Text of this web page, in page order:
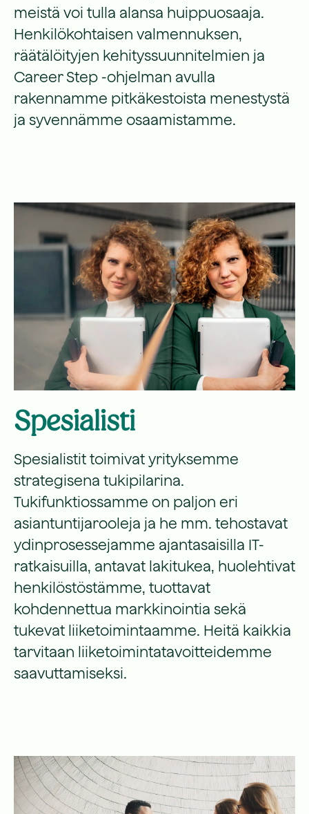
meistä voi tulla alansa huippuosaaja.
Henkilökohtaisen valmennuksen,
räätälöityjen kehityssuunnitelmien ja
Career Step -ohjelman avulla
rakennamme pitkäkestoista menestystä
ja syvennämme osaamistamme.
Spesialisti
Spesialistit toimivat yrityksemme
strategisena tukipilarina.
Tukifunktiossamme on paljon eri
asiantuntijarooleja ja he mm. tehostavat
ydinprosessejamme ajantasaisilla IT-
ratkaisuilla, antavat lakitukea, huolehtivat
henkilöstöstämme, tuottavat
kohdennettua markkinointia sekä
tukevat liiketoimintaamme. Heitä kaikkia
tarvitaan liiketoimintatavoitteidemme
saavuttamiseksi.